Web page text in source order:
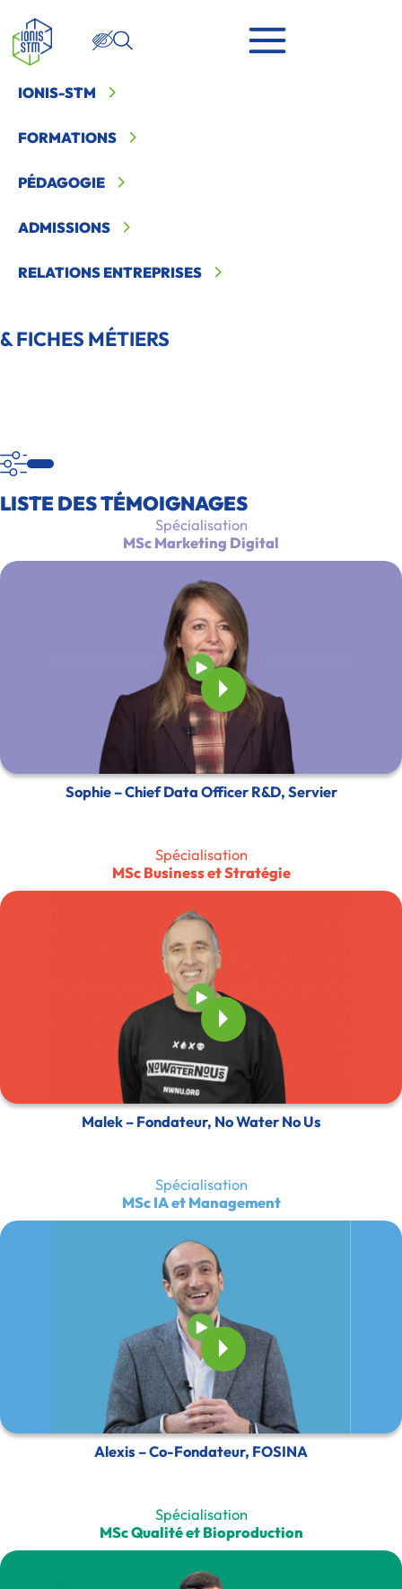
IONIS-STM
FORMATIONS
PÉDAGOGIE
ADMISSIONS
RELATIONS ENTREPRISES
& FICHES MÉTIERS
LISTE DES TÉMOIGNAGES
Spécialisation
MSc Marketing Digital
Sophie – Chief Data Officer R&D, Servier
Spécialisation
MSc Business et Stratégie
Malek – Fondateur, No Water No Us
Spécialisation
MSc IA et Management
Alexis – Co-Fondateur, FOSINA
Spécialisation
MSc Qualité et Bioproduction